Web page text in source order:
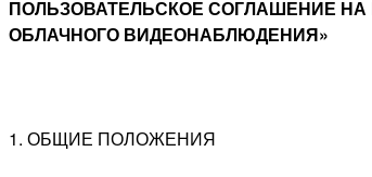
ПОЛЬЗОВАТЕЛЬСКОЕ СОГЛАШЕНИЕ
ОБЛАЧНОГО ВИДЕОНАБЛЮДЕНИЯ»
1. ОБЩИЕ ПОЛОЖЕНИЯ